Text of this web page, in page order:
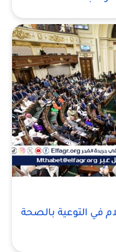
في التوعية بالصحة